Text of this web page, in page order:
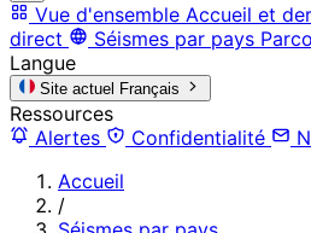
Vue d'ensemble Accueil et
direct
Séismes par pays
Langue
Site actuel Français
Ressources
Alertes
Confidentialité
Accueil
/